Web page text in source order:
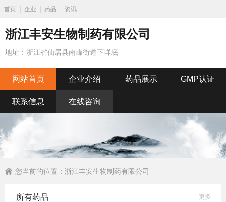
首页 企业 药品 资讯
浙江丰安生物制药有限公司
地址：浙江省仙居县南峰街道下垟底
网站首页 企业介绍 药品展示 GMP认证
联系信息 在线咨询
您当前的位置： 浙江丰安生物制药有限公司
所有药品 更多